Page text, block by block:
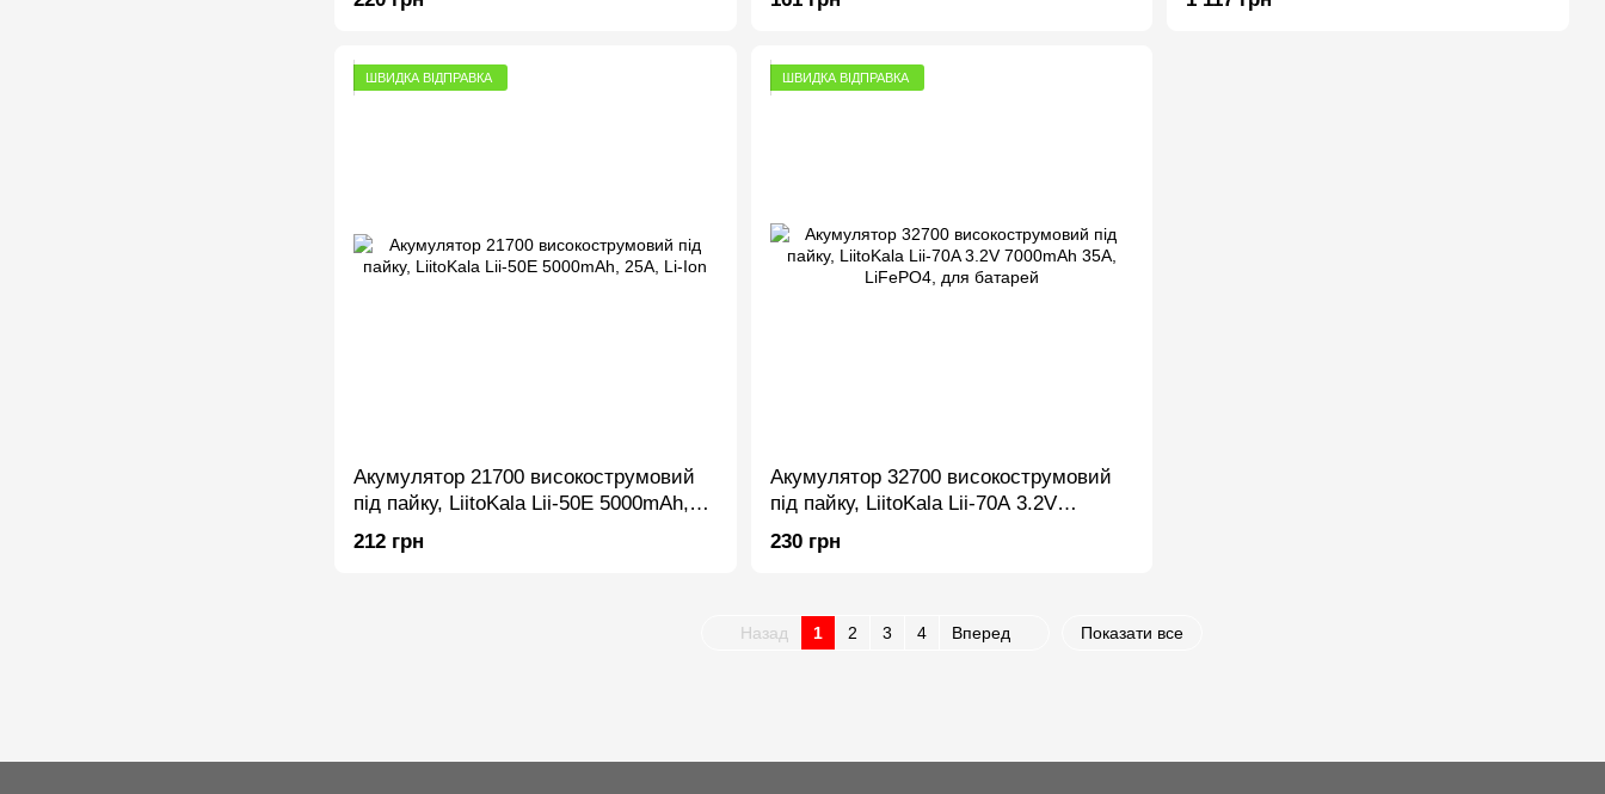
ШВИДКА ВІДПРАВКА
Акумулятор 21700 високострумовий
під пайку, LiitoKala Lii-50E 5000mAh,
25A, Li-Ion
212 грн
ШВИДКА ВІДПРАВКА
Акумулятор 32700 високострумовий
під пайку, LiitoKala Lii-70A 3.2V
7000mAh 35A, LiFePO4, для батарей
230 грн
Назад 1 2 3 4 Вперед Показати все